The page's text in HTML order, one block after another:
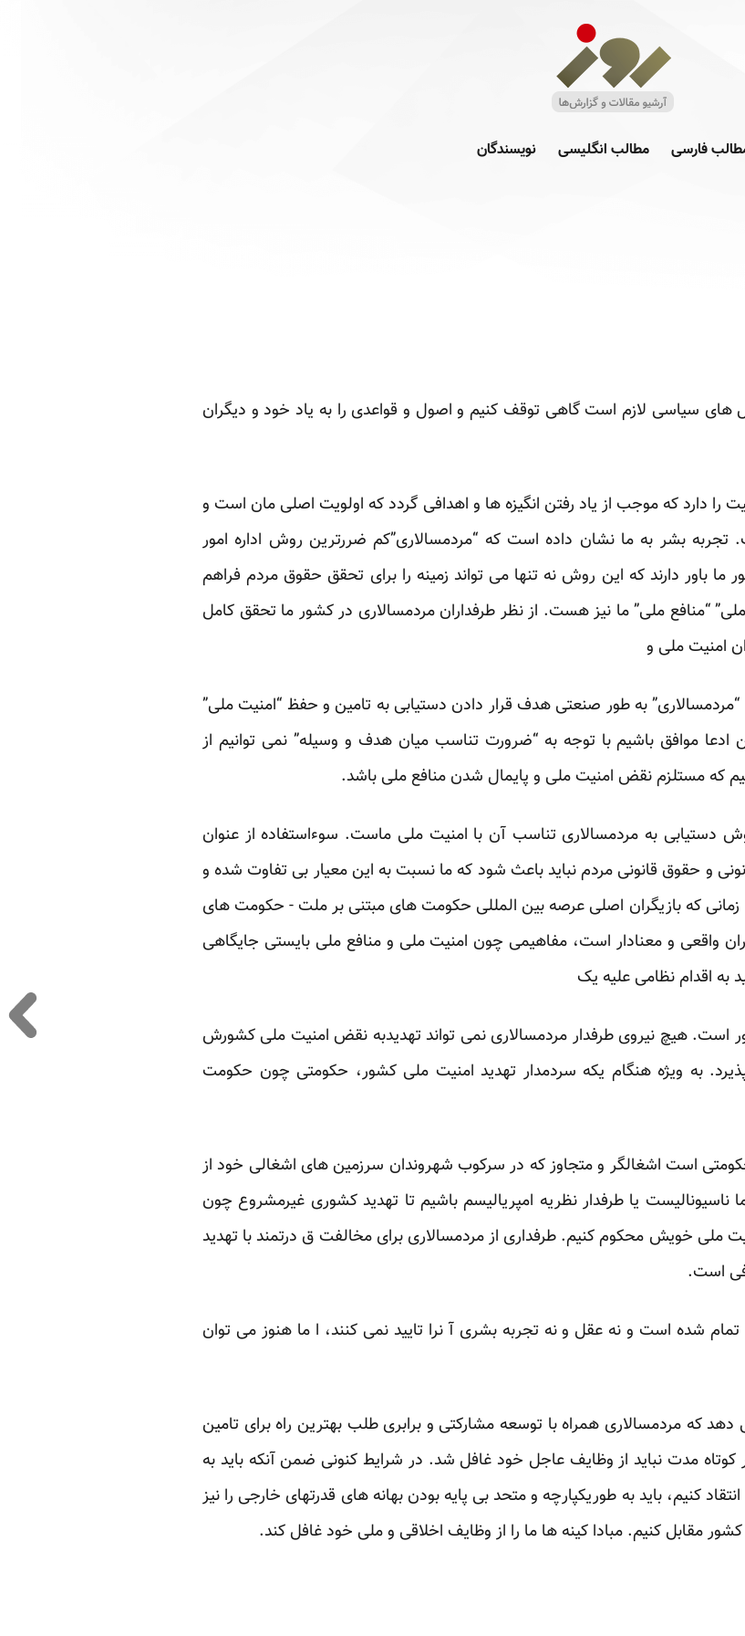
فارسی مطالب انگلیسی نویسندگان
های سیاسی لازم است گاهی توقف کنیم و اصول و قواعدی را به یاد خود و دیگران
دارد که موجب از یاد رفتن انگیزه ها و اهدافی گردد که اولویت اصلی مان است و
بشر به ما نشان داده است که “مردمسالاری”کم ضررترین روش اداره امور
باور دارند که این روش نه تنها می تواند زمینه را برای تحقق حقوق مردم فراهم
“منافع ملی” ما نیز هست. از نظر طرفداران مردمسالاری در کشور ما تحقق کامل
امنیت ملی و
به طور صنعتی هدف قرار دادن دستیابی به تامین و حفظ “امنیت ملی”
موافق باشیم با توجه به “ضرورت تناسب میان هدف و وسیله” نمی توانیم از
که مستلزم نقض امنیت ملی و پایمال شدن منافع ملی باشد.
دستیابی به مردمسالاری تناسب آن با امنیت ملی ماست. سوءاستفاده از عنوان
و حقوق قانونی مردم نباید باعث شود که ما نسبت به این معیار بی تفاوت شده و
که بازیگران اصلی عرصه بین المللی حکومت های مبتنی بر ملت - حکومت های
واقعی و معنادار است، مفاهیمی چون امنیت ملی و منافع ملی بایستی جایگاهی
به اقدام نظامی علیه یک
است. هیچ نیروی طرفدار مردمسالاری نمی تواند تهدیدبه نقض امنیت ملی کشورش
به ویژه هنگام یکه سردمدار تهدید امنیت ملی کشور، حکومتی چون حکومت
است اشغالگر و متجاوز که در سرکوب شهروندان سرزمین های اشغالی خود از
یا طرفدار نظریه امپریالیسم باشیم تا تهدید کشوری غیرمشروع چون
ملی خویش محکوم کنیم. طرفداری از مردمسالاری برای مخالفت ق درتمند با تهدید
است.
شده است و نه عقل و نه تجربه بشری آ نرا تایید نمی کنند، ا ما هنوز می توان
که مردمسالاری همراه با توسعه مشارکتی و برابری طلب بهترین راه برای تامین
مدت نباید از وظایف عاجل خود غافل شد. در شرایط کنونی ضمن آنکه باید به
کنیم، باید به طوریکپارچه و متحد بی پایه بودن بهانه های قدرتهای خارجی را نیز
مقابل کنیم. مبادا کینه ها ما را از وظایف اخلاقی و ملی خود غافل کند.